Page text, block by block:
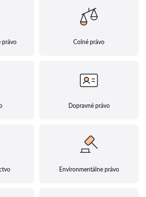
právo Colné právo
Dopravné právo
Environmentálne právo